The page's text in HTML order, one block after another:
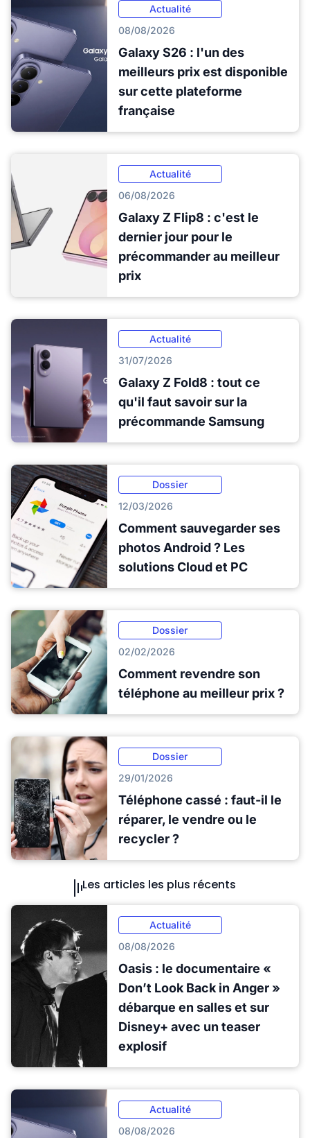
Actualité
08/08/2026
Galaxy S26 : l'un des
meilleurs prix est disponible
sur cette plateforme
française
Actualité
06/08/2026
Galaxy Z Flip8 : c'est le
dernier jour pour le
précommander au meilleur
prix
Actualité
31/07/2026
Galaxy Z Fold8 : tout ce
qu'il faut savoir sur la
précommande Samsung
Dossier
12/03/2026
Comment sauvegarder ses
photos Android ? Les
solutions Cloud et PC
Dossier
02/02/2026
Comment revendre son
téléphone au meilleur prix ?
Dossier
29/01/2026
Téléphone cassé : faut-il le
réparer, le vendre ou le
recycler ?
Les articles les plus récents
Actualité
08/08/2026
Oasis : le documentaire «
Don’t Look Back in Anger »
débarque en salles et sur
Disney+ avec un teaser
explosif
Actualité
08/08/2026